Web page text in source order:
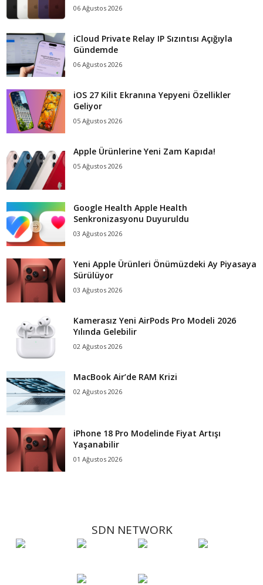
06 Ağustos 2026
iCloud Private Relay IP Sızıntısı Açığıyla
Gündemde
06 Ağustos 2026
iOS 27 Kilit Ekranına Yepyeni Özellikler
Geliyor
05 Ağustos 2026
Apple Ürünlerine Yeni Zam Kapıda!
05 Ağustos 2026
Google Health Apple Health
Senkronizasyonu Duyuruldu
03 Ağustos 2026
Yeni Apple Ürünleri Önümüzdeki Ay Piyasaya
Sürülüyor
03 Ağustos 2026
Kamerasız Yeni AirPods Pro Modeli 2026
Yılında Gelebilir
02 Ağustos 2026
MacBook Air’de RAM Krizi
02 Ağustos 2026
iPhone 18 Pro Modelinde Fiyat Artışı
Yaşanabilir
01 Ağustos 2026
SDN NETWORK